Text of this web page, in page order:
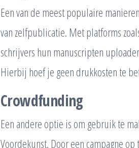
Een van de meest populaire
van zelfpublicatie. Met platforms
schrijvers hun manuscripten
Hierbij hoef je geen drukkosten te
Crowdfunding
Een andere optie is om gebruik te
Voordekunst. Door een campagne